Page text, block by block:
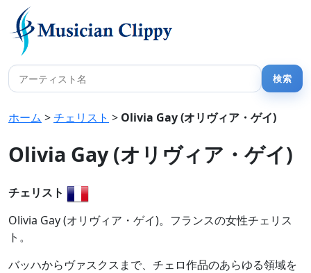
ホーム >チェリスト > Olivia Gay (オリヴィア・ゲイ)
Olivia Gay (オリヴィア・ゲイ)
チェリスト
Olivia Gay (オリヴィア・ゲイ)。フランスの女性チェリス
ト。
バッハからヴァスクスまで、チェロ作品のあらゆる領域を